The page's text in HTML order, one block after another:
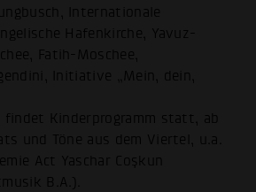
Internationale
Hafenkirche, Yavuz-
Fatih-Moschee,
Initiative „Mein, dein,
Kinderprogramm statt, ab
und Töne aus dem Viertel, u.a.
Act Yaschar Coşkun
B.A.).